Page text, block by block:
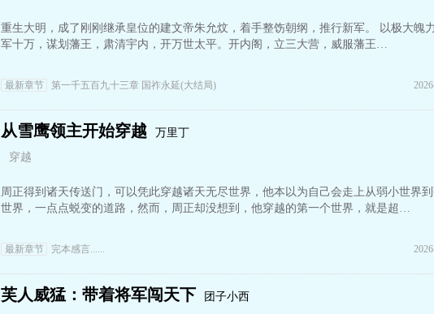
重生大明，成了刚刚继承皇位的建文帝朱允炆，着手整饬朝纲，推行新军。 以极大魄
军十万，谋划藩王，肃清宇内，开万世太平。开内阁，立三大营，威服藩王…
最新章节 第一千五百九十三章 国祚永延(大结局)
从雪鹰领主开始穿越
万里丁
穿越
周正得到诸天传送门，可以凭此穿越诸天无尽世界，他本以为自己会走上从弱小世界
世界，一点点蜕变的道路，然而，周正却没想到，他穿越的第一个世界，就是超…
最新章节 完本感言......
芙人威猛：带着将军闯天下
团子小西